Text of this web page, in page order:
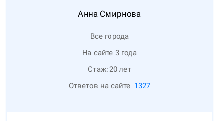
Анна Смирнова
Все города
На сайте 3 года
Стаж: 20лет
Ответов на сайте: 1327